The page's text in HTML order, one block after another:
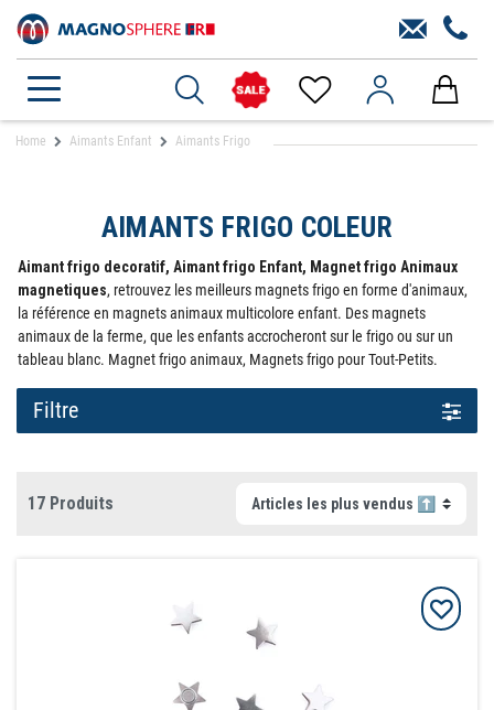
Home Aimants Enfant Aimants Frigo
AIMANTS FRIGO COLEUR
Aimant frigo decoratif, Aimant frigo Enfant, Magnet frigo Animaux
magnetiques, retrouvez les meilleurs magnets frigo en forme d'animaux,
la référence en magnets animaux multicolore enfant. Des magnets
animaux de la ferme, que les enfants accrocheront sur le frigo ou sur un
tableau blanc. Magnet frigo animaux, Magnets frigo pour Tout-Petits.
Filtre
17 Produits